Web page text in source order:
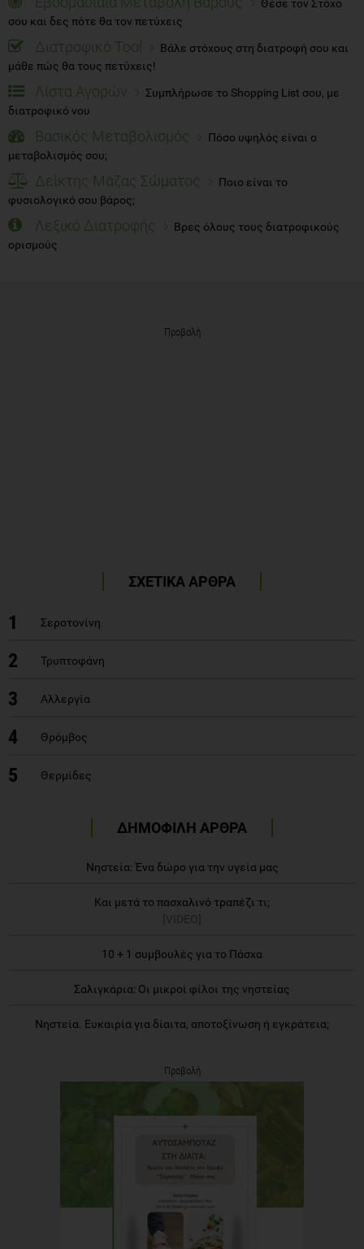
Θέσε τον Στόχο
σου και δες πότε θα τον πετύχεις
Διατροφικό Tool
Βάλε στόχους στη διατροφή σου και
μάθε πώς θα τους πετύχεις!
Λίστα Αγορών
Συμπλήρωσε το Shopping List σου, με
διατροφικό νου
Βασικός Μεταβολισμός
Πόσο υψηλός είναι ο
μεταβολισμός σου;
Δείκτης Μάζας Σώματος
Ποιο είναι το
φυσιολογικό σου βάρος;
Λεξικό Διατροφής
Βρες όλους τους διατροφικούς
ορισμούς
Προβολή
ΣΧΕΤΙΚΑ ΑΡΘΡΑ
1 Σεροτονίνη
2 Τρυπτοφάνη
3 Αλλεργία
4 Θρόμβος
5 Θερμίδες
ΔΗΜΟΦΙΛΗ ΑΡΘΡΑ
Νηστεία: Ένα δώρο για την υγεία μας
Και μετά το πασχαλινό τραπέζι τι;
[VIDEO]
10 + 1 συμβουλές για το Πάσχα
Σαλιγκάρια: Οι μικροί φίλοι της νηστείας
Νηστεία. Ευκαιρία για δίαιτα, αποτοξίνωση ή εγκράτεια;
Προβολή